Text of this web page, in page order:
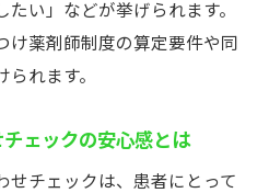
い」などが挙げられます。
け薬剤師制度の算定要件や同
れます。
ェックの安心感とは
せチェックは、患者にとって